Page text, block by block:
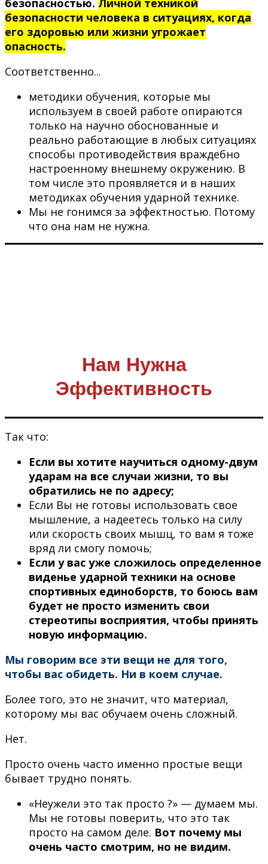
безопасностью. Личной техникой
безопасности человека в ситуациях, когда
его здоровью или жизни угрожает
опасность.
Соответственно...
методики обучения, которые мы
используем в своей работе опираются
только на научно обоснованные и
реально работающие в любых ситуациях
способы противодействия враждебно
настроенному внешнему окружению. В
том числе это проявляется и в наших
методиках обучения ударной технике.
Мы не гонимся за эффектностью. Потому
что она нам не нужна.
Нам Нужна
Эффективность
Так что:
Если вы хотите научиться одному-двум
ударам на все случаи жизни, то вы
обратились не по адресу;
Если Вы не готовы использовать свое
мышление, а надеетесь только на силу
или скорость своих мышц, то вам я тоже
вряд ли смогу помочь;
Если у вас уже сложилось определенное
виденье ударной техники на основе
спортивных единоборств, то боюсь вам
будет не просто изменить свои
стереотипы восприятия, чтобы принять
новую информацию.
Мы говорим все эти вещи не для того,
чтобы вас обидеть. Ни в коем случае.
Более того, это не значит, что материал,
которому мы вас обучаем очень сложный.
Нет.
Просто очень часто именно простые вещи
бывает трудно понять.
«Неужели это так просто ?» — думаем мы.
Мы не готовы поверить, что это так
просто на самом деле. Вот почему мы
очень часто смотрим, но не видим.